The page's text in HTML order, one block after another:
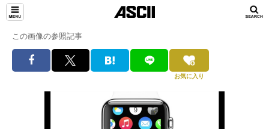
この画像の参照記事
お気に入り